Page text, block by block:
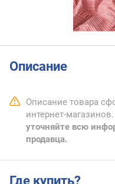
Описание
Описание товара
интернет-
уточняйте всю
продавца.
Где купить?